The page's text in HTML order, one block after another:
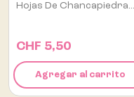
Hojas De Chancapiedra...
CHF 5,50
Agregar al carrito